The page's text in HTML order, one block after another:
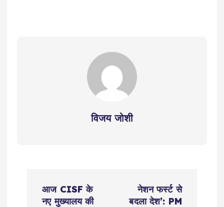
विजय जोशी
आज CISF के
नए मुख्यालय की
नेशन फर्स्ट से
बदला देश’: PM